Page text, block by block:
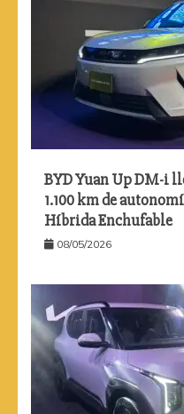
BYD Yuan Up DM-i
1.100 km de
Híbrida Enchufable
08/05/2026